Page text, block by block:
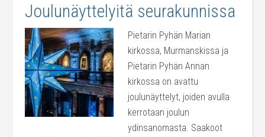
Joulunäyttelyitä seurakunnissa
Pietarin Pyhän Marian
kirkossa, Murmanskissa ja
Pietarin Pyhän Annan
kirkossa on avattu
joulunäyttelyt, joiden avulla
kerrotaan joulun
ydinsanomasta. Saakoot